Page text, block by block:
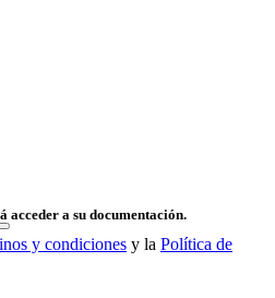
y condiciones y la Política de
acceder a su documentación.